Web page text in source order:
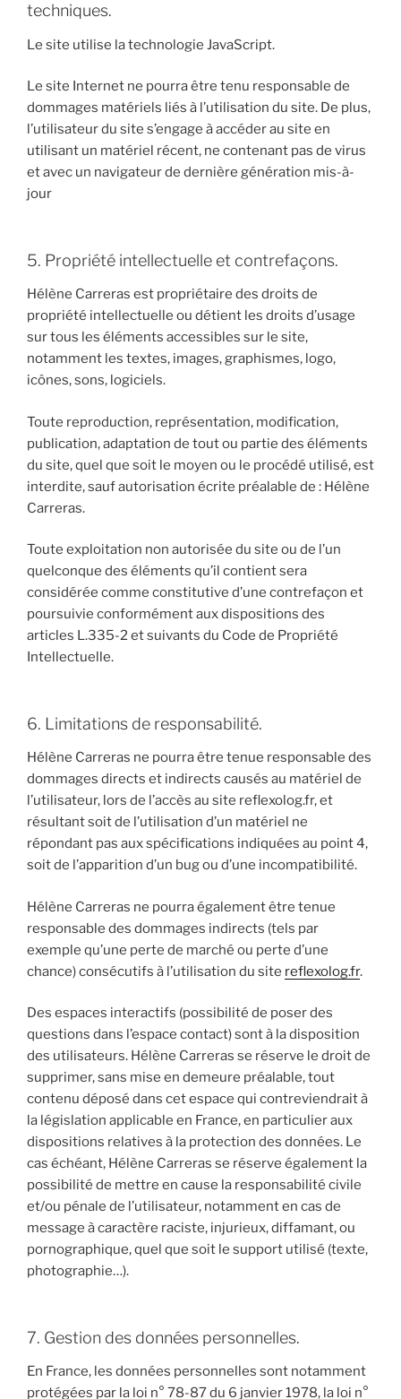
techniques.
Le site utilise la technologie JavaScript.
Le site Internet ne pourra être tenu responsable de
dommages matériels liés à l’utilisation du site. De plus,
l’utilisateur du site s’engage à accéder au site en
utilisant un matériel récent, ne contenant pas de virus
et avec un navigateur de dernière génération mis-à-
jour
5. Propriété intellectuelle et contrefaçons.
Hélène Carreras est propriétaire des droits de
propriété intellectuelle ou détient les droits d’usage
sur tous les éléments accessibles sur le site,
notamment les textes, images, graphismes, logo,
icônes, sons, logiciels.
Toute reproduction, représentation, modification,
publication, adaptation de tout ou partie des éléments
du site, quel que soit le moyen ou le procédé utilisé, est
interdite, sauf autorisation écrite préalable de : Hélène
Carreras.
Toute exploitation non autorisée du site ou de l’un
quelconque des éléments qu’il contient sera
considérée comme constitutive d’une contrefaçon et
poursuivie conformément aux dispositions des
articles L.335-2 et suivants du Code de Propriété
Intellectuelle.
6. Limitations de responsabilité.
Hélène Carreras ne pourra être tenue responsable des
dommages directs et indirects causés au matériel de
l’utilisateur, lors de l’accès au site reflexolog.fr, et
résultant soit de l’utilisation d’un matériel ne
répondant pas aux spécifications indiquées au point 4,
soit de l’apparition d’un bug ou d’une incompatibilité.
Hélène Carreras ne pourra également être tenue
responsable des dommages indirects (tels par
exemple qu’une perte de marché ou perte d’une
chance) consécutifs à l’utilisation du site reflexolog.fr.
Des espaces interactifs (possibilité de poser des
questions dans l’espace contact) sont à la disposition
des utilisateurs. Hélène Carreras se réserve le droit de
supprimer, sans mise en demeure préalable, tout
contenu déposé dans cet espace qui contreviendrait à
la législation applicable en France, en particulier aux
dispositions relatives à la protection des données. Le
cas échéant, Hélène Carreras se réserve également la
possibilité de mettre en cause la responsabilité civile
et/ou pénale de l’utilisateur, notamment en cas de
message à caractère raciste, injurieux, diffamant, ou
pornographique, quel que soit le support utilisé (texte,
photographie…).
7. Gestion des données personnelles.
En France, les données personnelles sont notamment
protégées par la loi n° 78-87 du 6 janvier 1978, la loi n°